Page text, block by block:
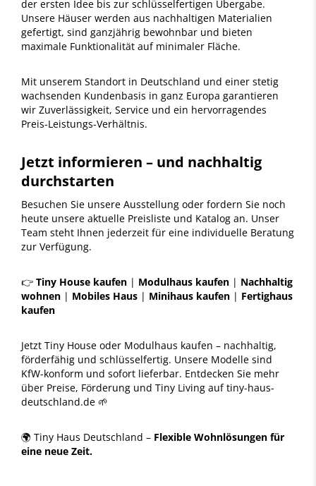
der ersten Idee bis zur schlüsselfertigen Übergabe.
Unsere Häuser werden aus nachhaltigen Materialien
gefertigt, sind ganzjährig bewohnbar und bieten
maximale Funktionalität auf minimaler Fläche.
Mit unserem Standort in Deutschland und einer stetig
wachsenden Kundenbasis in ganz Europa garantieren
wir Zuverlässigkeit, Service und ein hervorragendes
Preis-Leistungs-Verhältnis.
Jetzt informieren – und nachhaltig
durchstarten
Besuchen Sie unsere Ausstellung oder fordern Sie noch
heute unsere aktuelle Preisliste und Katalog an. Unser
Team steht Ihnen jederzeit für eine individuelle Beratung
zur Verfügung.
👉 Tiny House kaufen | Modulhaus kaufen | Nachhaltig
wohnen | Mobiles Haus | Minihaus kaufen | Fertighaus
kaufen
Jetzt Tiny House oder Modulhaus kaufen – nachhaltig,
förderfähig und schlüsselfertig. Unsere Modelle sind
KfW-konform und sofort lieferbar. Entdecken Sie mehr
über Preise, Förderung und Tiny Living auf tiny-haus-
deutschland.de 🌱
🌍 Tiny Haus Deutschland – Flexible Wohnlösungen für
eine neue Zeit.